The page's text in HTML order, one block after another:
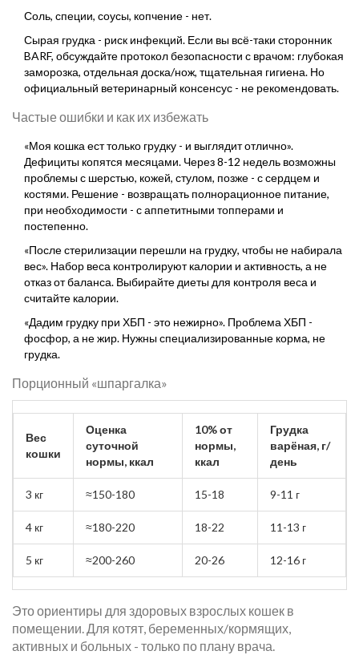
Соль, специи, соусы, копчение - нет.
Сырая грудка - риск инфекций. Если вы всё-таки сторонник
BARF, обсуждайте протокол безопасности с врачом: глубокая
заморозка, отдельная доска/нож, тщательная гигиена. Но
официальный ветеринарный консенсус - не рекомендовать.
Частые ошибки и как их избежать
«Моя кошка ест только грудку - и выглядит отлично».
Дефициты копятся месяцами. Через 8-12 недель возможны
проблемы с шерстью, кожей, стулом, позже - с сердцем и
костями. Решение - возвращать полнорационное питание,
при необходимости - с аппетитными топперами и
постепенно.
«После стерилизации перешли на грудку, чтобы не набирала
вес». Набор веса контролируют калории и активность, а не
отказ от баланса. Выбирайте диеты для контроля веса и
считайте калории.
«Дадим грудку при ХБП - это нежирно». Проблема ХБП -
фосфор, а не жир. Нужны специализированные корма, не
грудка.
Порционный «шпаргалка»
Вес
кошки
Оценка
суточной
нормы, ккал
10% от
нормы,
ккал
Грудка
варёная, г/
день
3 кг ≈150-180 15-18 9-11 г
4 кг ≈180-220 18-22 11-13 г
5 кг ≈200-260 20-26 12-16 г
Это ориентиры для здоровых взрослых кошек в
помещении. Для котят, беременных/кормящих,
активных и больных - только по плану врача.